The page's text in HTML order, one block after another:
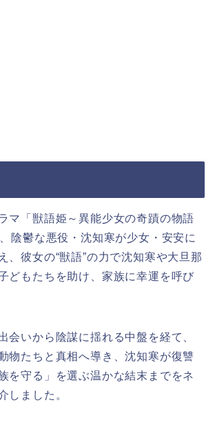
マ「獣語姫～異能少女の奇蹟の物語
陰鬱な悪役・沈知寒が少女・安安に
、彼女の“獣語”の力で沈知寒や大旦那
どもたちを助け、家族に幸運を呼び
会いから陰謀に揺れる中盤を経て、
物たちと真相へ導き、沈知寒が復讐
を守る」を選ぶ温かな結末までをネ
しました。